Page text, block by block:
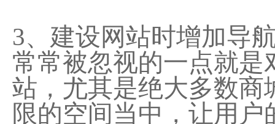
3、建设网站时增加导
常常被忽视的一点就
站，尤其是绝大多数
限的空间当中，让用